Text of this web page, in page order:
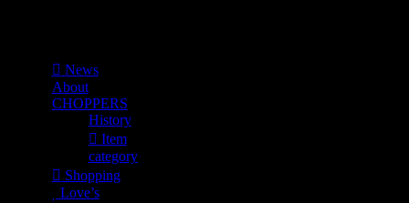
News
About
CHOPPERS
History
Item
category
Shopping
Love’s